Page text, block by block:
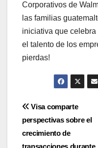
Corporativos de
las familias
iniciativa que
el talento de los
pierdas!
de
Visa comparte
perspectivas sobre el
crecimiento de